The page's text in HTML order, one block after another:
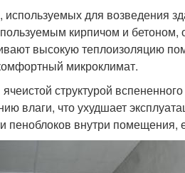
для возведения
кирпичом и
высокую теплоизоляцию
микроклимат.
структурой
влаги, что ухудшает
пеноблоков внутри помещения,